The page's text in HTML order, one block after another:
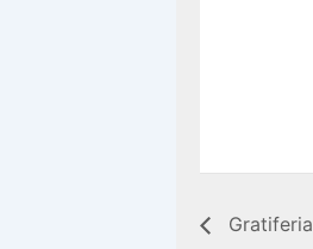
Gratiferia